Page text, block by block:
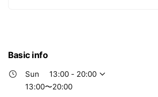
Basic info
Sun
13:00 - 20:00
13:00〜20:00